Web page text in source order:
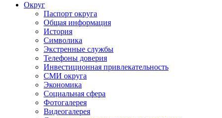
Округ
Паспорт округа
Общая информация
История
Символика
Экстренные службы
Телефоны доверия
Инвестиционная привлекательность
СМИ округа
Экономика
Социальная сфера
Фотогалерея
Видеогалерея